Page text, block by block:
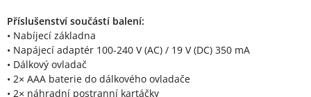
Příslušenství součástí balení:
• Nabíjecí základna
• Napájecí adaptér 100-240 V (AC) / 19 V (DC) 350 mA
• Dálkový ovladač
• 2× AAA baterie do dálkového ovladače
• 2× náhradní postranní kartáčky